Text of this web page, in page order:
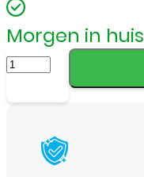
Morgen in huis
Achterkant
lens